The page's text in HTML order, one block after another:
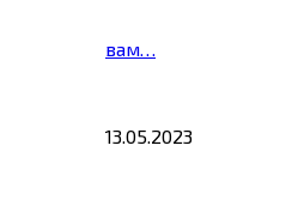
вам…
13.05.2023